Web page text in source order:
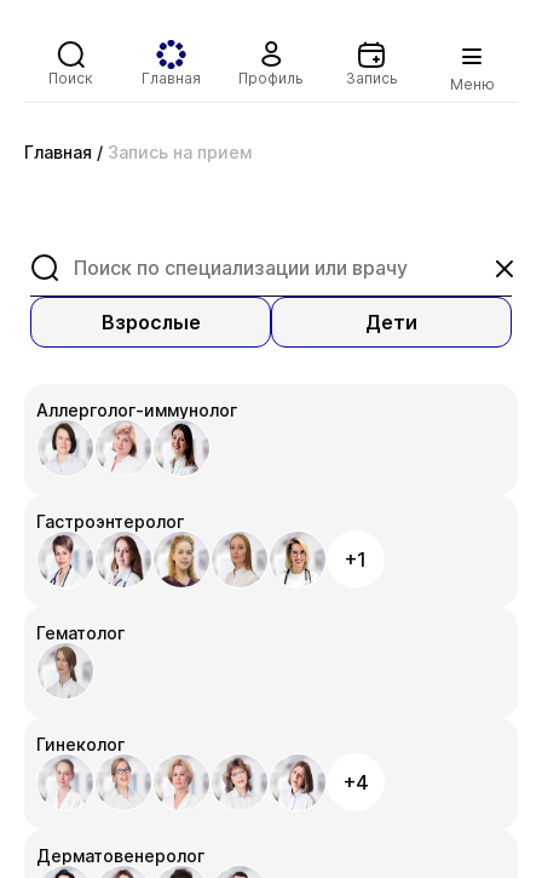
Поиск Главная Профиль Запись Меню
Главная / Запись на прием
Взрослые Дети
Аллерголог-иммунолог
Гастроэнтеролог
+1
Гематолог
Гинеколог
+4
Дерматовенеролог